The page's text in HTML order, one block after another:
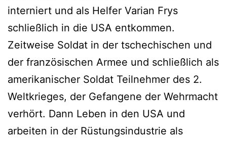
interniert und als Helfer Varian Frys
schließlich in die USA entkommen.
Zeitweise Soldat in der tschechischen und
der französischen Armee und schließlich als
amerikanischer Soldat Teilnehmer des 2.
Weltkrieges, der Gefangene der Wehrmacht
verhört. Dann Leben in den USA und
arbeiten in der Rüstungsindustrie als